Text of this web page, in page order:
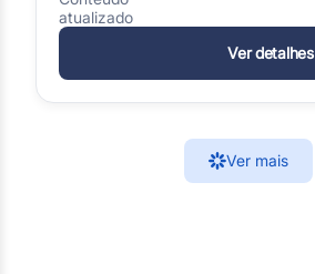
atualizado
Ver detalhes
Ver mais